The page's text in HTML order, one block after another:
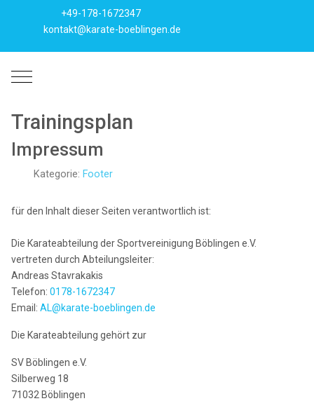
+49-178-1672347
kontakt@karate-boeblingen.de
Mobile Menu Toggle
Trainingsplan
Impressum
Kategorie:Footer
für den Inhalt dieser Seiten verantwortlich ist:
Die Karateabteilung der Sportvereinigung Böblingen e.V.
vertreten durch Abteilungsleiter:
Andreas Stavrakakis
Telefon:0178-1672347
Email:AL@karate-boeblingen.de
Die Karateabteilung gehört zur
SV Böblingen e.V.
Silberweg 18
71032 Böblingen